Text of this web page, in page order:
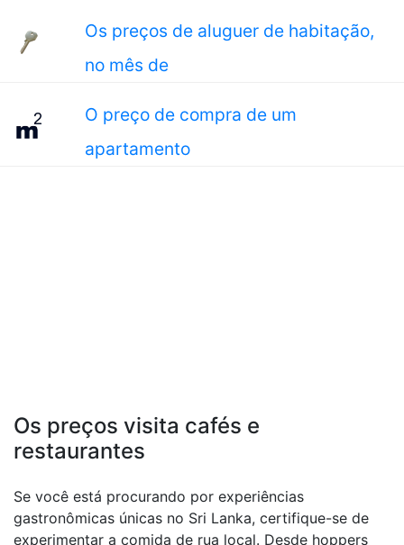
Os preços de aluguer de habitação,
no mês de
O preço de compra de um
apartamento
Os preços visita cafés e
restaurantes
Se você está procurando por experiências
gastronômicas únicas no Sri Lanka, certifique-se de
experimentar a comida de rua local. Desde hoppers